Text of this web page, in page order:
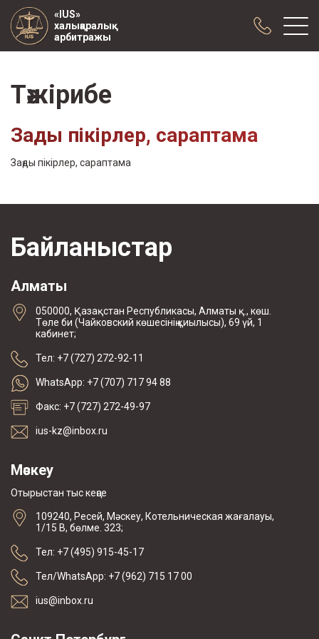
«IUS»
халықаралық
арбитражы
Біз туралы
Жарияланымдар
Ынтымақтастық
жаңалықтар
келісімшарттардың үлгісі
Тәжірибе
Заңды пікірлер, сараптама
Заңды пікірлер, сараптама
Байланыстар
Алматы
050000, Қазақстан Республикасы, Алматы қ., көш.
Төле би (Чайковский көшесінің қиылысы), 69 үй, 1
кабинет;
Тел: +7 (727) 272-92-11
WhatsApp: +7 (707) 717 94 88
Факс: +7 (727) 272-49-97
ius-kz@inbox.ru
Мәскеу
Отырыстан тыс кеңсе
109240, Ресей, Мәскеу, Котельническая жағалауы,
1/15 В, бөлме. 323;
Тел: +7 (495) 915-45-17
Тел/WhatsApp: +7 (962) 715 17 00
ius@inbox.ru